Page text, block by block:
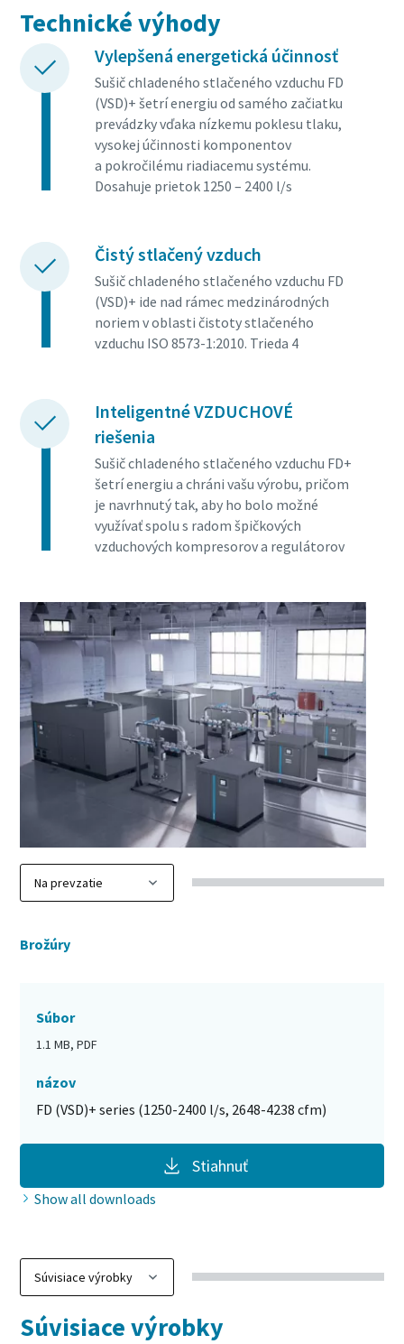
Technické výhody
Vylepšená energetická účinnosť
Sušič chladeného stlačeného vzduchu FD
(VSD)+ šetrí energiu od samého začiatku
prevádzky vďaka nízkemu poklesu tlaku,
vysokej účinnosti komponentov
a pokročilému riadiacemu systému.
Dosahuje prietok 1250 – 2400 l/s
Čistý stlačený vzduch
Sušič chladeného stlačeného vzduchu FD
(VSD)+ ide nad rámec medzinárodných
noriem v oblasti čistoty stlačeného
vzduchu ISO 8573-1:2010. Trieda 4
Inteligentné VZDUCHOVÉ
riešenia
Sušič chladeného stlačeného vzduchu FD+
šetrí energiu a chráni vašu výrobu, pričom
je navrhnutý tak, aby ho bolo možné
využívať spolu s radom špičkových
vzduchových kompresorov a regulátorov
Brožúry
Súbor
1.1 MB, PDF
názov
FD (VSD)+ series (1250-2400 l/s, 2648-4238 cfm)
Stiahnuť
Show all downloads
Súvisiace výrobky